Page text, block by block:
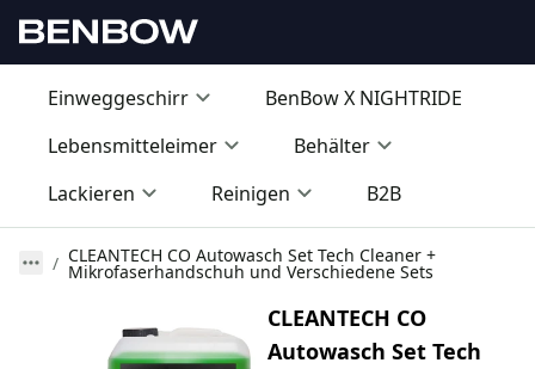
Einweggeschirr
BenBow X NIGHTRIDE
Lebensmitteleimer
Behälter
Lackieren
Reinigen B2B
CLEANTECH CO Autowasch Set Tech Cleaner +
Mikrofaserhandschuh und Verschiedene Sets
CLEANTECH CO
Autowasch Set Tech